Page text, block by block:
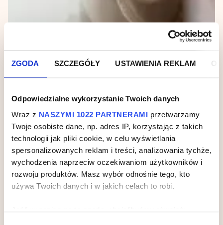
ZGODA SZCZEGÓŁY USTAWIENIA REKLAM O
Odpowiedzialne wykorzystanie Twoich danych
Wraz z NASZYMI 1022 PARTNERAMI przetwarzamy
Twoje osobiste dane, np. adres IP, korzystając z takich
technologii jak pliki cookie, w celu wyświetlania
spersonalizowanych reklam i treści, analizowania tychże,
wychodzenia naprzeciw oczekiwaniom użytkowników i
rozwoju produktów. Masz wybór odnośnie tego, kto
używa Twoich danych i w jakich celach to robi.
Jeśli wyrazisz na to zgodę, chcielibyśmy również: